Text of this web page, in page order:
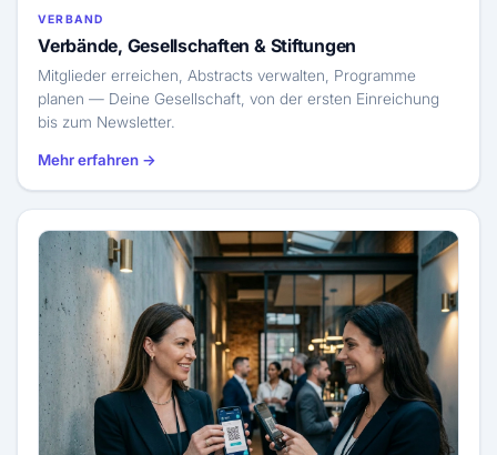
VERBAND
Verbände, Gesellschaften & Stiftungen
Mitglieder erreichen, Abstracts verwalten, Programme
planen — Deine Gesellschaft, von der ersten Einreichung
bis zum Newsletter.
Mehr erfahren →